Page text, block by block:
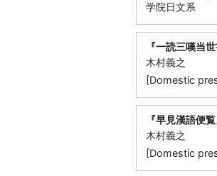
学院日文系
『一読三嘆当
木村義之
[Domestic
『早見漢語便
木村義之
[Domestic